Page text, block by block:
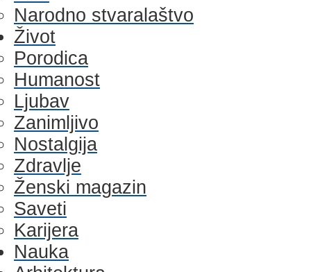
Narodno stvaralaštvo
Život
Porodica
Humanost
Ljubav
Zanimljivo
Nostalgija
Zdravlje
Ženski magazin
Saveti
Karijera
Nauka